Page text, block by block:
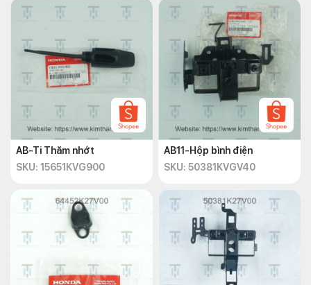
AB-Ti Thăm nhớt
SKU: 15651KVG900
AB11-Hộp bình điện
SKU: 50381KVGV40